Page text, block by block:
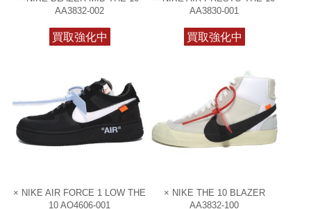
AA3832-002
買取強化中
AA3830-001
買取強化中
× NIKE AIR FORCE 1 LOW THE
10 AO4606-001
× NIKE THE 10 BLAZER
AA3832-100